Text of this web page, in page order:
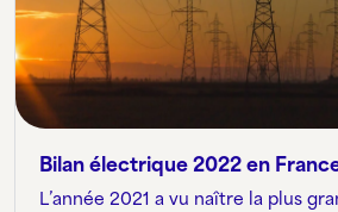
Bilan électrique 2022 en
L’année 2021 a vu naître la plus